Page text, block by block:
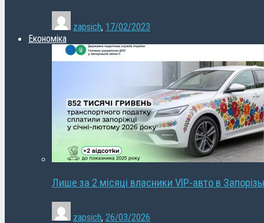
zapsich, 17/02/2023
Економіка
Лише за 2 місяці власники VIP-авто в
zapsich, 26/03/2026